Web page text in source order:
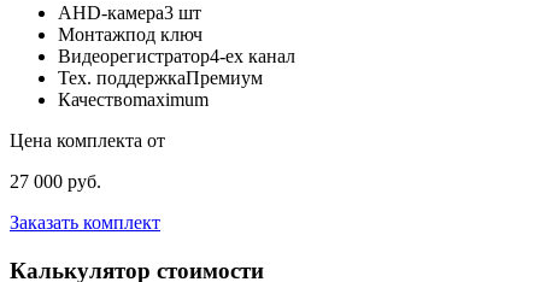
AHD-камера3 шт
Монтажпод ключ
Видеорегистратор4-ех канал
Тех. поддержкаПремиум
Качествоmaximum
Цена комплекта от
27 000 руб.
Заказать комплект
Калькулятор стоимости